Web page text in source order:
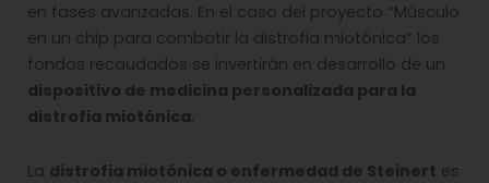
en fases avanzadas. En el caso del proyecto “Músculo
en un chip para combatir la distrofia miotónica” los
fondos recaudados se invertirán en desarrollo de un
dispositivo de medicina personalizada para la
distrofia miotónica.
La distrofia miotónica o enfermedad de Steinert es